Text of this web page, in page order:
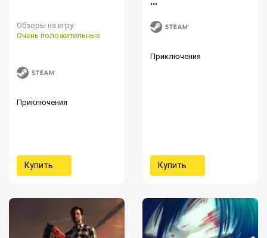
Обзоры на игру:
Очень положительные
Приключения
Купить
Приключения
Купить